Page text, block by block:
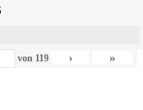
von 119 › »